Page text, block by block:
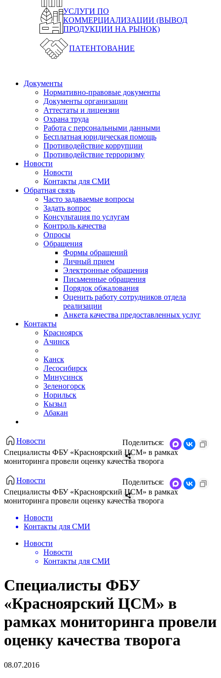
УСЛУГИ ПО
КОММЕРЦИАЛИЗАЦИИ (ВЫВОД
ПРОДУКЦИИ НА РЫНОК)
ПАТЕНТОВАНИЕ
Документы
Нормативно-правовые документы
Документы организации
Аттестаты и лицензии
Охрана труда
Работа с персональными данными
Бесплатная юридическая помощь
Противодействие коррупции
Противодействие терроризму
Новости
Новости
Контакты для СМИ
Обратная связь
Часто задаваемые вопросы
Задать вопрос
Консультация по услугам
Контроль качества
Опросы
Обращения
Формы обращений
Личный прием
Электронные обращения
Письменные обращения
Порядок обжалования
Оценить работу сотрудников отдела
реализации
Анкета качества предоставленных услуг
Контакты
Красноярск
Ачинск
Канск
Лесосибирск
Минусинск
Зеленогорск
Норильск
Кызыл
Абакан
Новости
​Специалисты ФБУ «Красноярский ЦСМ» в рамках
мониторинга провели оценку качества творога
Поделиться:
Новости
​Специалисты ФБУ «Красноярский ЦСМ» в рамках
мониторинга провели оценку качества творога
Поделиться:
Новости
Контакты для СМИ
Новости
Новости
Контакты для СМИ
​Специалисты ФБУ
«Красноярский ЦСМ» в
рамках мониторинга провели
оценку качества творога
08.07.2016